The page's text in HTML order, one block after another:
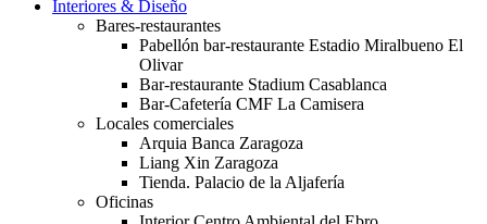
Interiores & Diseño
Bares-restaurantes
Pabellón bar-restaurante Estadio Miralbueno El
Olivar
Bar-restaurante Stadium Casablanca
Bar-Cafetería CMF La Camisera
Locales comerciales
Arquia Banca Zaragoza
Liang Xin Zaragoza
Tienda. Palacio de la Aljafería
Oficinas